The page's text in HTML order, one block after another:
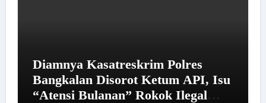
Diamnya Kasatreskrim Polres
Bangkalan Disorot Ketum API, Isu
“Atensi Bulanan” Rokok Ilegal